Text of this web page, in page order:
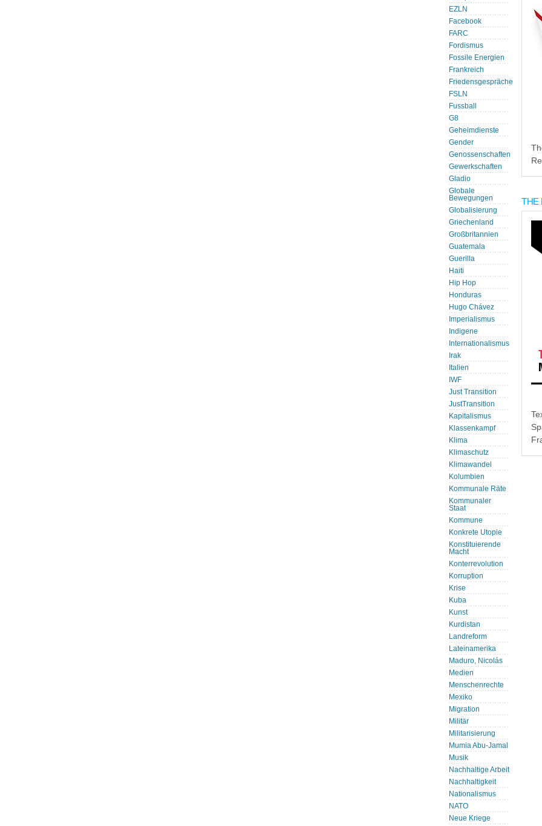
EZLN
Facebook
FARC
Fordismus
Fossile Energien
Frankreich
Friedensgespräche
FSLN
Fussball
G8
Geheimdienste
Gender
Genossenschaften
Gewerkschaften
Gladio
Globale
Bewegungen
Globalisierung
Griechenland
Großbritannien
Guatemala
Guerilla
Haiti
Hip Hop
Honduras
Hugo Chávez
Imperialismus
Indigene
Internationalismus
Irak
Italien
IWF
Just Transition
JustTransition
Kapitalismus
Klassenkampf
Klima
Klimaschutz
Klimawandel
Kolumbien
Kommunale Räte
Kommunaler
Staat
Kommune
Konkrete Utopie
Konstituierende
Macht
Konterrevolution
Korruption
Krise
Kuba
Kunst
Kurdistan
Landreform
Lateinamerika
Maduro, Nicolás
Medien
Menschenrechte
Mexiko
Migration
Militär
Militarisierung
Mumia Abu-Jamal
Musik
Nachhaltige Arbeit
Nachhaltigkeit
Nationalismus
NATO
Neue Kriege
THE